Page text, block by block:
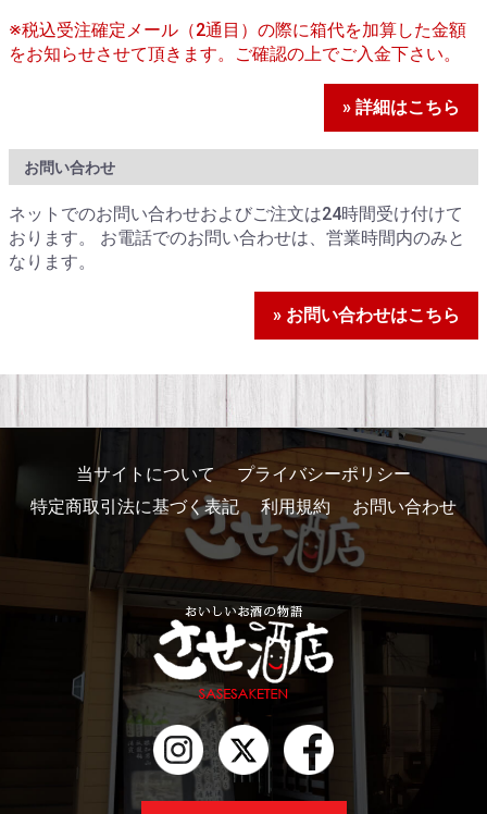
※税込受注確定メール（2通目）の際に箱代を加算した金額
をお知らせさせて頂きます。ご確認の上でご入金下さい。
» 詳細はこちら
お問い合わせ
ネットでのお問い合わせおよびご注文は24時間受け付けて
おります。 お電話でのお問い合わせは、営業時間内のみと
なります。
» お問い合わせはこちら
当サイトについて
プライバシーポリシー
特定商取引法に基づく表記
利用規約 お問い合わせ